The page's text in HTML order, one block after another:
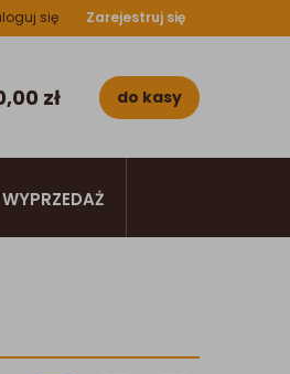
się Zarejestruj się
zł do kasy
WYPRZEDAŻ